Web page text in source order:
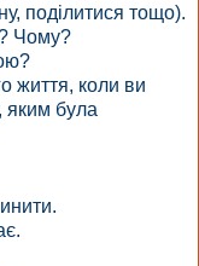
поділитися тощо).
Чому?
життя, коли ви
яким була